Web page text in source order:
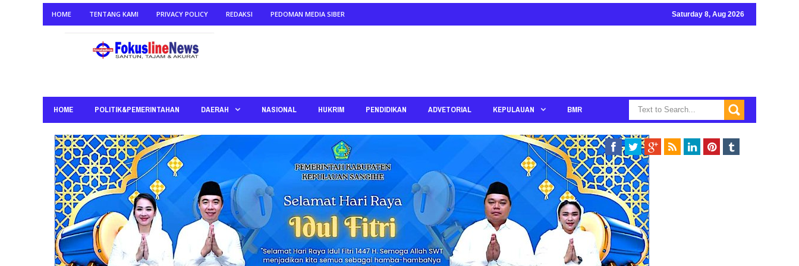
HOME TENTANG KAMI PRIVACY POLICY REDAKSI PEDOMAN MEDIA SIBER Saturday 8, Aug 2026
HOME POLITIK&PEMERINTAHAN DAERAH NASIONAL HUKRIM PENDIDIKAN ADVETORIAL KEPULAUAN BMR